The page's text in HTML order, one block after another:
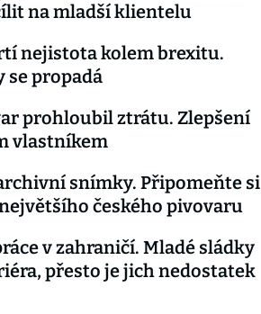
na mladší klientelu
nejistota kolem brexitu.
se propadá
prohloubil ztrátu. Zlepšení
vlastníkem
snímky. Připomeňte si
českého pivovaru
v zahraničí. Mladé sládky
přesto je jich nedostatek